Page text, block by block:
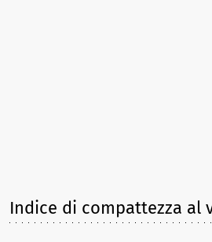
Indice di compattezza al